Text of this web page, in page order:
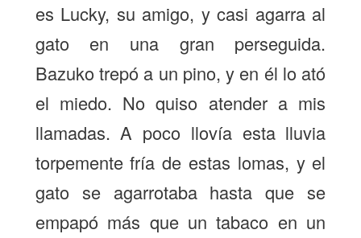
es Lucky, su amigo, y casi agarra al
gato en una gran perseguida.
Bazuko trepó a un pino, y en él lo ató
el miedo. No quiso atender a mis
llamadas. A poco llovía esta lluvia
torpemente fría de estas lomas, y el
gato se agarrotaba hasta que se
empapó más que un tabaco en un